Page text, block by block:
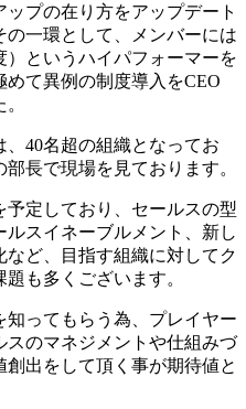
ップの在り方をアップデート
一環として、メンバーには
というハイパフォーマーを
て異例の制度導入をCEO
40名超の組織となってお
長で現場を見ております。
定しており、セールスの型
スイネーブルメント、新し
ど、目指す組織に対してク
も多くございます。
ってもらう為、プレイヤー
スのマネジメントや仕組みづ
出をして頂く事が期待値と